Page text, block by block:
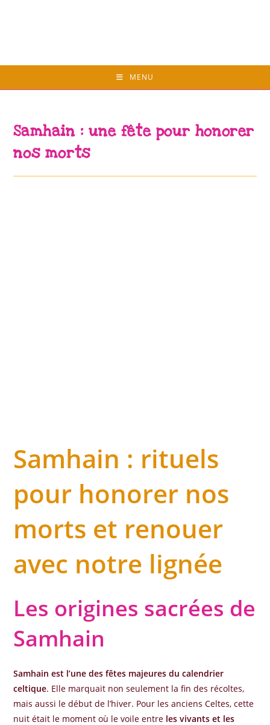
MENU
Samhain : une fête pour honorer
nos morts
Samhain : rituels
pour honorer nos
morts et renouer
avec notre lignée
Les origines sacrées de
Samhain
Samhain est l’une des fêtes majeures du calendrier
celtique. Elle marquait non seulement la fin des récoltes,
mais aussi le début de l’hiver. Pour les anciens Celtes, cette
nuit était le moment où le voile entre les vivants et les